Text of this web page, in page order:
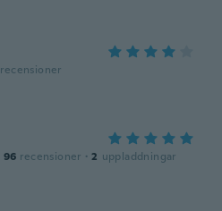
recensioner
96 recensioner · 2 uppladdningar